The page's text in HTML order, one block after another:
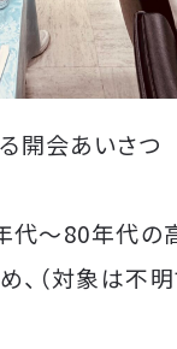
開会あいさつ
代〜80年代
（対象は不